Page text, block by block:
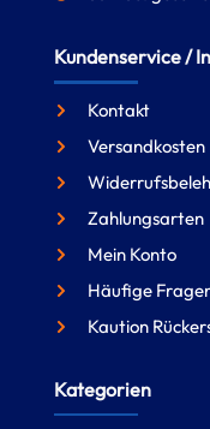
Kundenservice /
Kontakt
Versandkosten
Zahlungsarten
Mein Konto
Häufige
Kaution
Kategorien